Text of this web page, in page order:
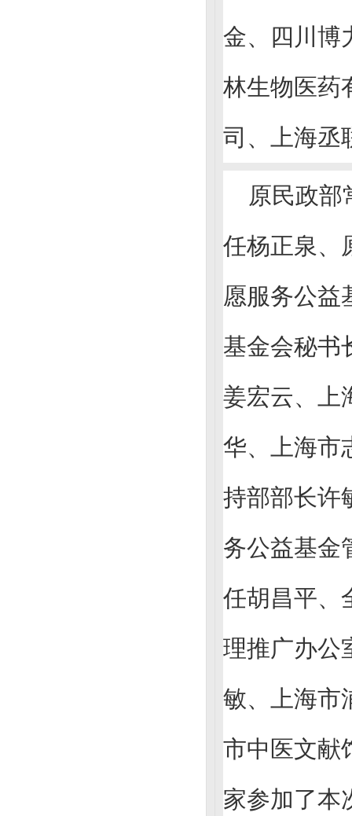
金、四川博
林生物医药
司、上海丞
原民政部
任杨正泉、
愿服务公益
基金会秘书
姜宏云、上
华、上海市
持部部长许
务公益基金
任胡昌平、
理推广办公
敏、上海市
市中医文献
家参加了本